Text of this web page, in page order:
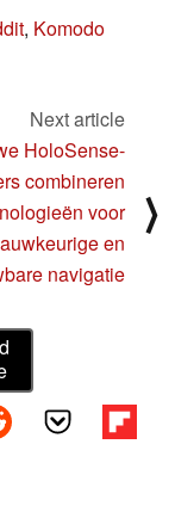
, Komodo
Next article
HoloSense-
combineren
voor
en
navigatie
⟩